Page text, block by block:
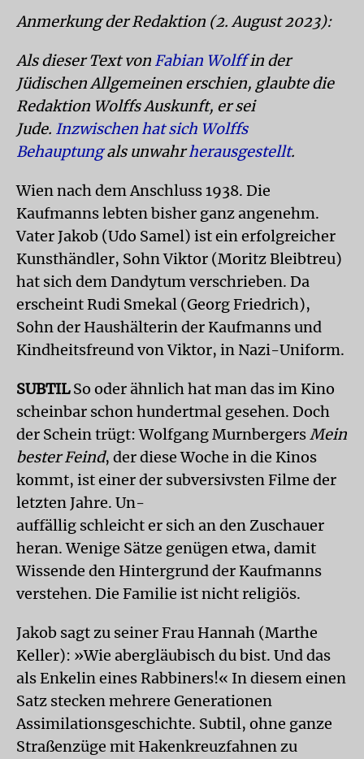
Anmerkung der Redaktion (2. August 2023):
Als dieser Text von Fabian Wolffin der
Jüdischen Allgemeinen erschien, glaubte die
Redaktion Wolffs Auskunft, er sei
Jude. Inzwischen hat sich Wolffs
Behauptungals unwahrherausgestellt.
Wien nach dem Anschluss 1938. Die
Kaufmanns lebten bisher ganz angenehm.
Vater Jakob (Udo Samel) ist ein erfolgreicher
Kunsthändler, Sohn Viktor (Moritz Bleibtreu)
hat sich dem Dandytum verschrieben. Da
erscheint Rudi Smekal (Georg Friedrich),
Sohn der Haushälterin der Kaufmanns und
Kindheitsfreund von Viktor, in Nazi-Uniform.
SUBTILSo oder ähnlich hat man das im Kino
scheinbar schon hundertmal gesehen. Doch
der Schein trügt: Wolfgang MurnbergersMein
bester Feind, der diese Woche in die Kinos
kommt, ist einer der subversivsten Filme der
letzten Jahre. Un-
auffällig schleicht er sich an den Zuschauer
heran. Wenige Sätze genügen etwa, damit
Wissende den Hintergrund der Kaufmanns
verstehen. Die Familie ist nicht religiös.
Jakob sagt zu seiner Frau Hannah (Marthe
Keller): »Wie abergläubisch du bist. Und das
als Enkelin eines Rabbiners!« In diesem einen
Satz stecken mehrere Generationen
Assimilationsgeschichte. Subtil, ohne ganze
Straßenzüge mit Hakenkreuzfahnen zu